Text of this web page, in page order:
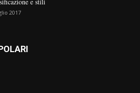
e stili
2017